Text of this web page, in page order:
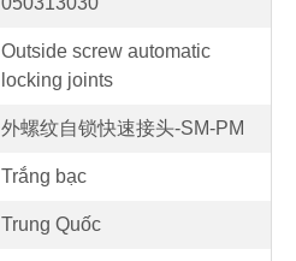
Outside screw automatic
locking joints
外螺纹自锁快速接头-SM-PM
Trắng bạc
Trung Quốc